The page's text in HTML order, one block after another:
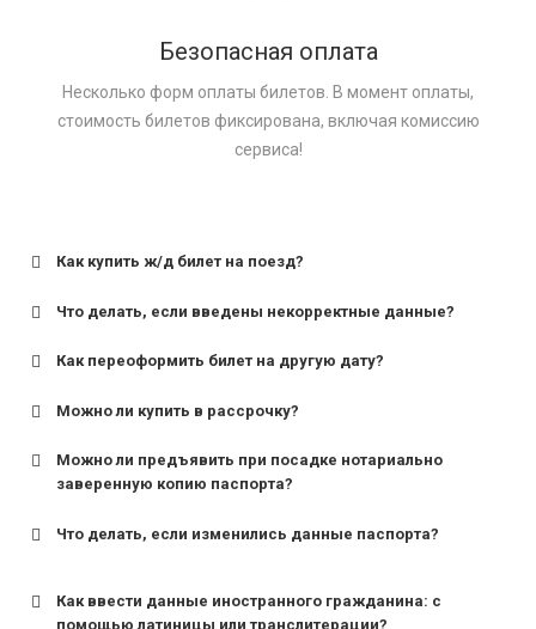
Безопасная оплата
Несколько форм оплаты билетов. В момент оплаты,
стоимость билетов фиксирована, включая комиссию
сервиса!
Как купить ж/д билет на поезд?
Что делать, если введены некорректные данные?
Как переоформить билет на другую дату?
Можно ли купить в рассрочку?
Можно ли предъявить при посадке нотариально
заверенную копию паспорта?
Что делать, если изменились данные паспорта?
Как ввести данные иностранного гражданина: с
помощью латиницы или транслитерации?